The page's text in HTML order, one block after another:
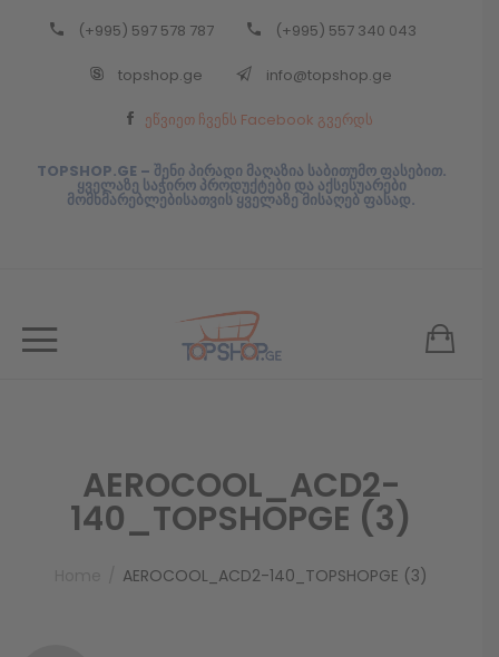
(+995) 597 578 787 (+995) 557 340 043
topshop.ge info@topshop.ge
ეწვიეთ ჩვენს Facebook გვერდს
TOPSHOP.GE – შენი პირადი მაღაზია საბითუმო ფასებით.
ყველაზე საჭირო პროდუქტები და აქსესუარები
მომხმარებლებისათვის ყველაზე მისაღებ ფასად.
AEROCOOL_ACD2-
140_TOPSHOPGE (3)
AEROCOOL_ACD2-140_TOPSHOPGE (3)
Back